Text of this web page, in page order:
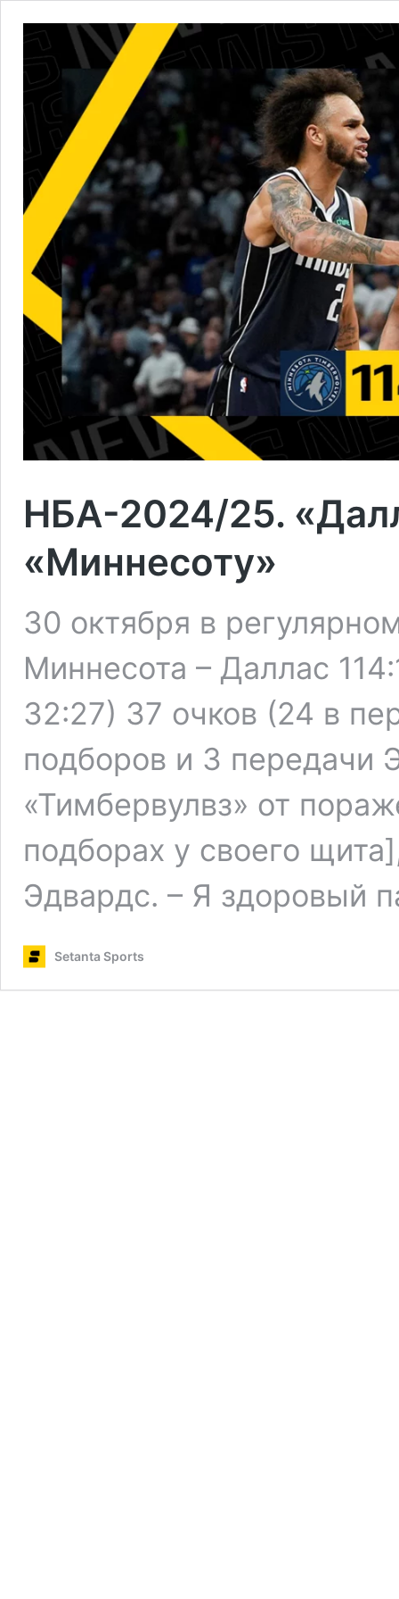
НБА-2024/25.
«Миннесоту»
30 октября в
Миннесота – Даллас
32:27) 37 очков (24 в
подборов и 3 передачи
«Тимбервулвз» от
подборах у своего
Эдвардс. – Я здоровый
Setanta Sports